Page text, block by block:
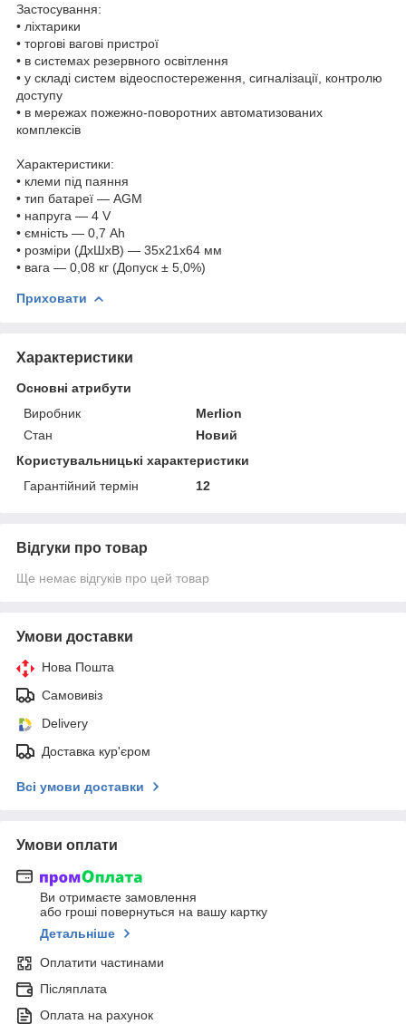
Застосування:
• ліхтарики
• торгові вагові пристрої
• в системах резервного освітлення
• у складі систем відеоспостереження, сигналізації, контролю
доступу
• в мережах пожежно-поворотних автоматизованих
комплексів
Характеристики:
• клеми під паяння
• тип батареї — AGM
• напруга — 4 V
• ємність — 0,7 Ah
• розміри (ДхШхВ) — 35x21x64 мм
• вага — 0,08 кг (Допуск ± 5,0%)
Приховати
Характеристики
Основні атрибути
Виробник
Merlion
Стан
Новий
Користувальницькі характеристики
Гарантійний термін
12
Відгуки про товар
Ще немає відгуків про цей товар
Умови доставки
Нова Пошта
Самовивіз
Delivery
Доставка кур'єром
Всі умови доставки
Умови оплати
Ви отримаєте замовлення
або гроші повернуться на вашу картку
Детальніше
Оплатити частинами
Післяплата
Оплата на рахунок